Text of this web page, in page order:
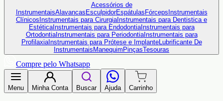
Acessórios de
InstrumentaisAlavancas EsculpidorEspátulas Fórceps Instrumentais
Clínicos Instrumentais para Cirurgia Instrumentais para Dentistica e
EstéticaInstrumentais para EndodontiaInstrumentais para
OrtodontiaInstrumentais para PeriodontiaInstrumentais para
ProfilaxiaInstrumentais para Prótese e ImplanteLubrificante De
Instrumentais Manequim PinçasTesouras
Compre pelo Whatsapp
Menu Minha Conta Buscar Ajuda Carrinho